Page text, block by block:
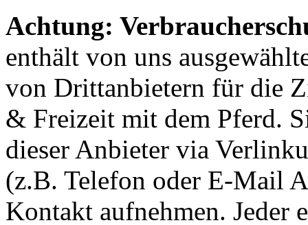
Achtung:
enthält von uns
von Drittanbietern für die
& Freizeit mit dem Pferd.
dieser Anbieter via
(z.B. Telefon oder E-Mail
Kontakt aufnehmen. Jeder